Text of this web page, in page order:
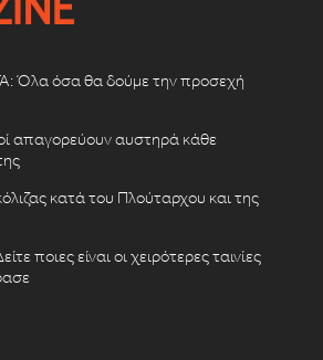
Όλα όσα θα δούμε την προσεχή
απαγορεύουν αυστηρά κάθε
κατά του Πλούταρχου και της
ποιες είναι οι χειρότερες ταινίες